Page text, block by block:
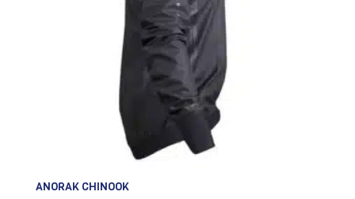
ANORAK CHINOOK